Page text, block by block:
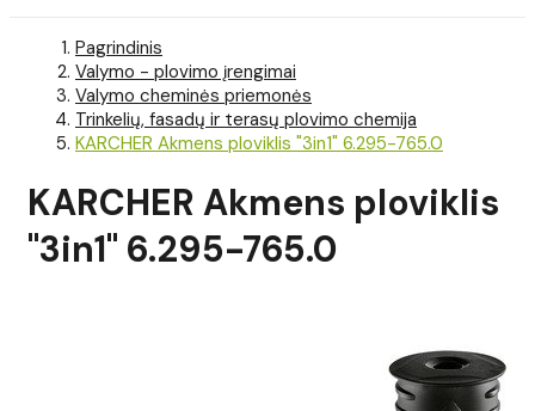
Pagrindinis
Valymo - plovimo įrengimai
Valymo cheminės priemonės
Trinkelių, fasadų ir terasų plovimo chemija
KARCHER Akmens ploviklis "3in1" 6.295-765.0
KARCHER Akmens ploviklis
"3in1" 6.295-765.0